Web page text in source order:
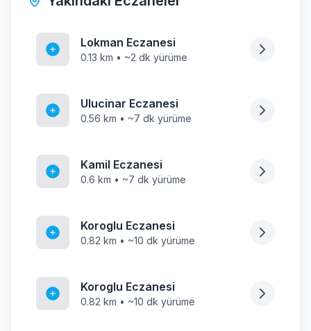
Lokman Eczanesi
0.13 km • ~2 dk yürüme
Ulucinar Eczanesi
0.56 km • ~7 dk yürüme
Kamil Eczanesi
0.6 km • ~7 dk yürüme
Koroglu Eczanesi
0.82 km • ~10 dk yürüme
Koroglu Eczanesi
0.82 km • ~10 dk yürüme